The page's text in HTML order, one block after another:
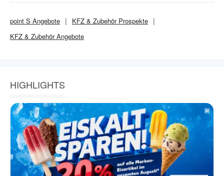
point S Angebote KFZ & ZubehörProspekte
KFZ & ZubehörAngebote
HIGHLIGHTS